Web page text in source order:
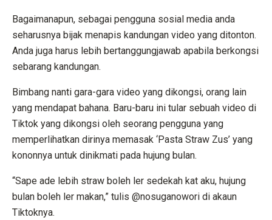
Bagaimanapun, sebagai pengguna sosial media anda
seharusnya bijak menapis kandungan video yang ditonton.
Anda juga harus lebih bertanggungjawab apabila berkongsi
sebarang kandungan.
Bimbang nanti gara-gara video yang dikongsi, orang lain
yang mendapat bahana. Baru-baru ini tular sebuah video di
Tiktok yang dikongsi oleh seorang pengguna yang
memperlihatkan dirinya memasak ‘Pasta Straw Zus’ yang
kononnya untuk dinikmati pada hujung bulan.
“Sape ade lebih straw boleh ler sedekah kat aku, hujung
bulan boleh ler makan,” tulis @nosuganowori di akaun
Tiktoknya.